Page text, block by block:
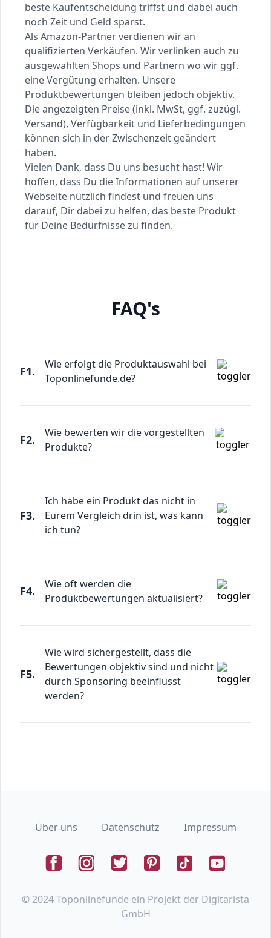
beste Kaufentscheidung triffst und dabei auch
noch Zeit und Geld sparst.
Als Amazon-Partner verdienen wir an
qualifizierten Verkäufen. Wir verlinken auch zu
ausgewählten Shops und Partnern wo wir ggf.
eine Vergütung erhalten. Unsere
Produktbewertungen bleiben jedoch objektiv.
Die angezeigten Preise (inkl. MwSt, ggf. zuzügl.
Versand), Verfügbarkeit und Lieferbedingungen
können sich in der Zwischenzeit geändert
haben.
Vielen Dank, dass Du uns besucht hast! Wir
hoffen, dass Du die Informationen auf unserer
Webseite nützlich findest und freuen uns
darauf, Dir dabei zu helfen, das beste Produkt
für Deine Bedürfnisse zu finden.
FAQ's
F1.
Wie erfolgt die Produktauswahl bei
Toponlinefunde.de?
F2.
Wie bewerten wir die vorgestellten
Produkte?
F3.
Ich habe ein Produkt das nicht in
Eurem Vergleich drin ist, was kann
ich tun?
F4.
Wie oft werden die
Produktbewertungen aktualisiert?
F5.
Wie wird sichergestellt, dass die
Bewertungen objektiv sind und nicht
durch Sponsoring beeinflusst
werden?
Über uns Datenschutz Impressum
FacebookInstagramTwitter PinterestTiktok Youtube
© 2024 Toponlinefunde ein Projekt der Digitarista
GmbH